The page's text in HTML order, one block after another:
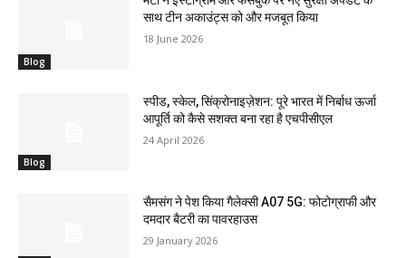
Blog
साथ टीन अकाउंट्स को और मजबूत किया
18 June 2026
Blog
स्पीड, स्केल, सिंक्रोनाइज़ेशन: पूरे भारत में निर्बाध ऊर्जा
आपूर्ति को कैसे सशक्त बना रहा है एचपीसीएल
24 April 2026
सैमसंग ने पेश किया गैलेक्सी A07 5G: फोटोग्राफी और
दमदार बैटरी का पावरहाउस
29 January 2026